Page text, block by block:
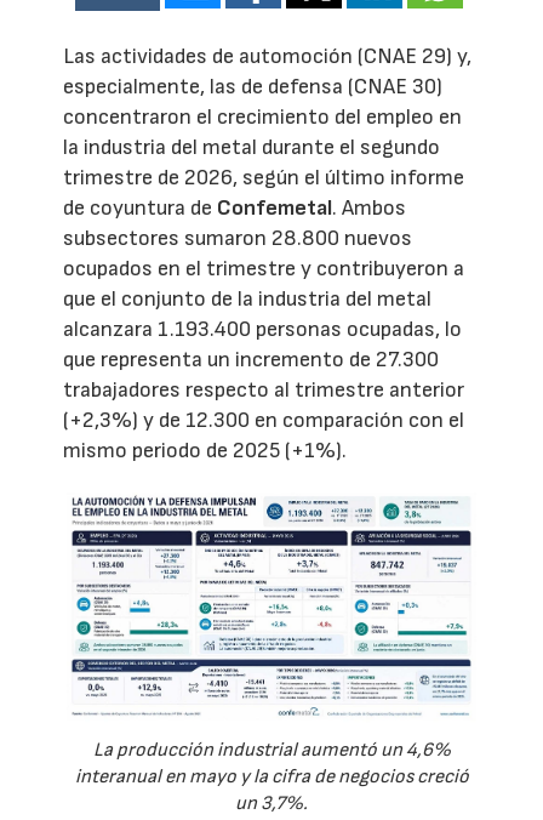
Las actividades de automoción (CNAE 29) y,
especialmente, las de defensa (CNAE 30)
concentraron el crecimiento del empleo en
la industria del metal durante el segundo
trimestre de 2026, según el último informe
de coyuntura de Confemetal. Ambos
subsectores sumaron 28.800 nuevos
ocupados en el trimestre y contribuyeron a
que el conjunto de la industria del metal
alcanzara 1.193.400 personas ocupadas, lo
que representa un incremento de 27.300
trabajadores respecto al trimestre anterior
(+2,3%) y de 12.300 en comparación con el
mismo periodo de 2025 (+1%).
La producción industrial aumentó un 4,6%
interanual en mayo y la cifra de negocios creció
un 3,7%.